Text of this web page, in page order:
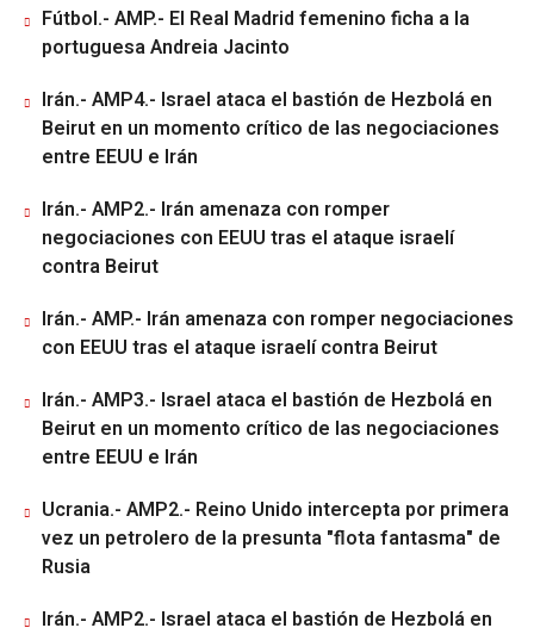
Fútbol.- AMP.- El Real Madrid femenino ficha a la
portuguesa Andreia Jacinto
Irán.- AMP4.- Israel ataca el bastión de Hezbolá en
Beirut en un momento crítico de las negociaciones
entre EEUU e Irán
Irán.- AMP2.- Irán amenaza con romper
negociaciones con EEUU tras el ataque israelí
contra Beirut
Irán.- AMP.- Irán amenaza con romper negociaciones
con EEUU tras el ataque israelí contra Beirut
Irán.- AMP3.- Israel ataca el bastión de Hezbolá en
Beirut en un momento crítico de las negociaciones
entre EEUU e Irán
Ucrania.- AMP2.- Reino Unido intercepta por primera
vez un petrolero de la presunta "flota fantasma" de
Rusia
Irán.- AMP2.- Israel ataca el bastión de Hezbolá en